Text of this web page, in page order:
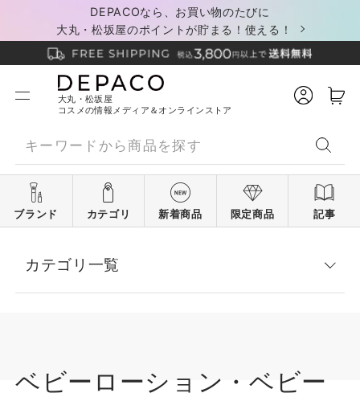
DEPACOなら、お買い物のたびに
大丸・松坂屋のポイントが貯まる！使える！
大丸・松坂屋
コスメの情報メディア＆オンラインストア
ブランド カテゴリ 新着商品 限定商品 記事
カテゴリ一覧
ベビーローション・ベビー